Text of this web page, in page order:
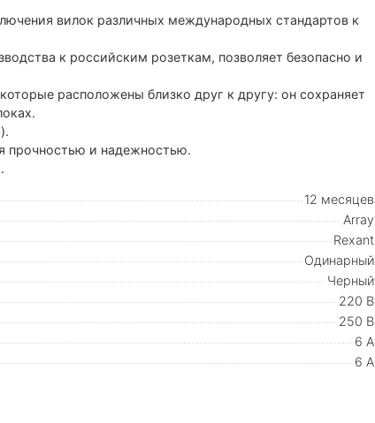
вилок различных международных стандартов к
к российским розеткам, позволяет безопасно и
расположены близко друг к другу: он сохраняет
прочностью и надежностью.
12 месяцев
Array
Rexant
Одинарный
Черный
220 В
250 В
6 А
6 А